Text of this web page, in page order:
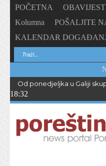
POČETNA
Kolumna
POŠALJITE
KALENDAR
Od ponedjeljka u Galiji
18:32